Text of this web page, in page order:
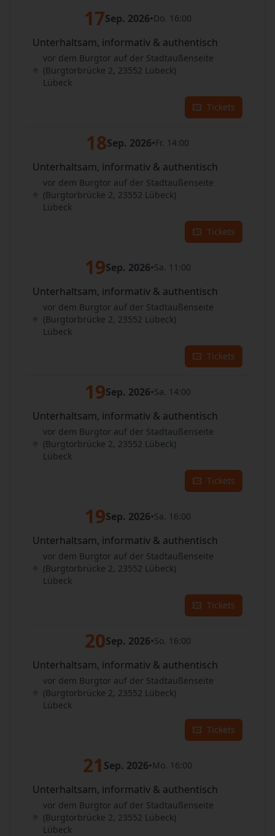
17Sep. 2026•Do. 16:00
Unterhaltsam, informativ & authentisch
vor dem Burgtor auf der Stadtaußenseite
(Burgtorbrücke 2, 23552 Lübeck)
Lübeck
Tickets
18Sep. 2026•Fr. 14:00
Unterhaltsam, informativ & authentisch
vor dem Burgtor auf der Stadtaußenseite
(Burgtorbrücke 2, 23552 Lübeck)
Lübeck
Tickets
19Sep. 2026•Sa. 11:00
Unterhaltsam, informativ & authentisch
vor dem Burgtor auf der Stadtaußenseite
(Burgtorbrücke 2, 23552 Lübeck)
Lübeck
Tickets
19Sep. 2026•Sa. 14:00
Unterhaltsam, informativ & authentisch
vor dem Burgtor auf der Stadtaußenseite
(Burgtorbrücke 2, 23552 Lübeck)
Lübeck
Tickets
19Sep. 2026•Sa. 16:00
Unterhaltsam, informativ & authentisch
vor dem Burgtor auf der Stadtaußenseite
(Burgtorbrücke 2, 23552 Lübeck)
Lübeck
Tickets
20Sep. 2026•So. 16:00
Unterhaltsam, informativ & authentisch
vor dem Burgtor auf der Stadtaußenseite
(Burgtorbrücke 2, 23552 Lübeck)
Lübeck
Tickets
21 Sep. 2026•Mo. 16:00
Unterhaltsam, informativ & authentisch
vor dem Burgtor auf der Stadtaußenseite
(Burgtorbrücke 2, 23552 Lübeck)
Lübeck